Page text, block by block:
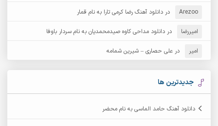
آرش مبهم آرش مستشیری
آرش مهرابی آرش نظری
آرشام
آرکاداش
Arezoo در دانلود آهنگ رضا کرمی تارا به نام قمار
امیررضا در دانلود مداحی کاوه صیدمحمدیان به نام سردار باوفا
امیر در علی حصاری – شیرین شمامه
جدیدترین ها
دانلود آهنگ حامد الماسی به نام محضر